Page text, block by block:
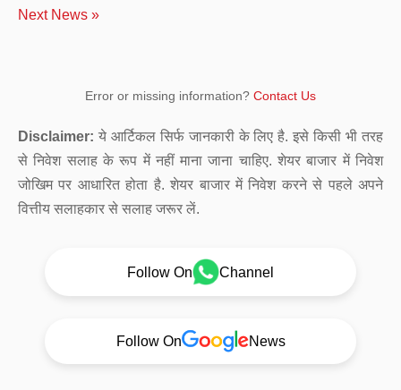
Next News »
Error or missing information? Contact Us
Disclaimer: ये आर्टिकल सिर्फ जानकारी के लिए है. इसे किसी भी तरह
से निवेश सलाह के रूप में नहीं माना जाना चाहिए. शेयर बाजार में निवेश
जोखिम पर आधारित होता है. शेयर बाजार में निवेश करने से पहले अपने
वित्तीय सलाहकार से सलाह जरूर लें.
Follow On Channel
Follow On News